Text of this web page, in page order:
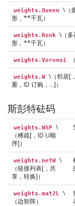
weights.Queen
\（
形，**千瓦）
weights.Rook
\（多
形，**千瓦）
weights.Voronoi
weights.W \（邻居[
重，ID 订购，…]）
斯彭特砝码
weights.WSP \
（稀疏[，ID U顺
序]）
weights.netW \
（链接列表[，共
享，转换]）
weights.mat2L \
（边矩阵）